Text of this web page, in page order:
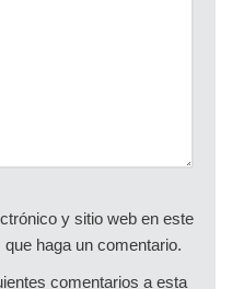
y sitio web en este
haga un comentario.
comentarios a esta